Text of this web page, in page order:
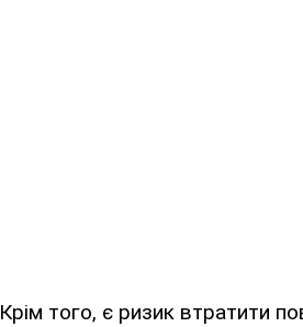
Крім того, є ризик втратити